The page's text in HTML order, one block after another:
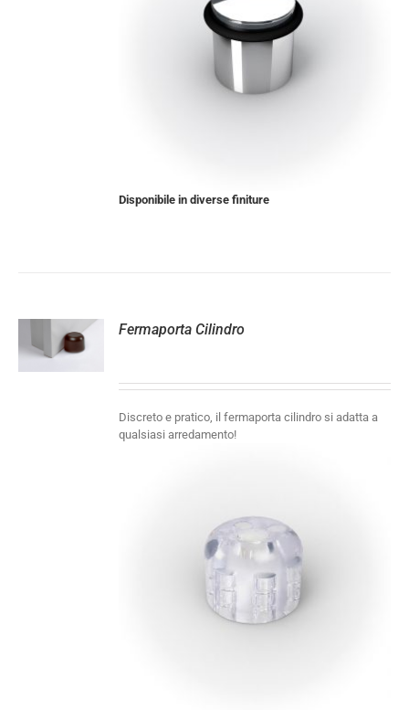
Disponibile in diverse finiture
Fermaporta Cilindro
Discreto e pratico, il fermaporta cilindro si adatta a
qualsiasi arredamento!